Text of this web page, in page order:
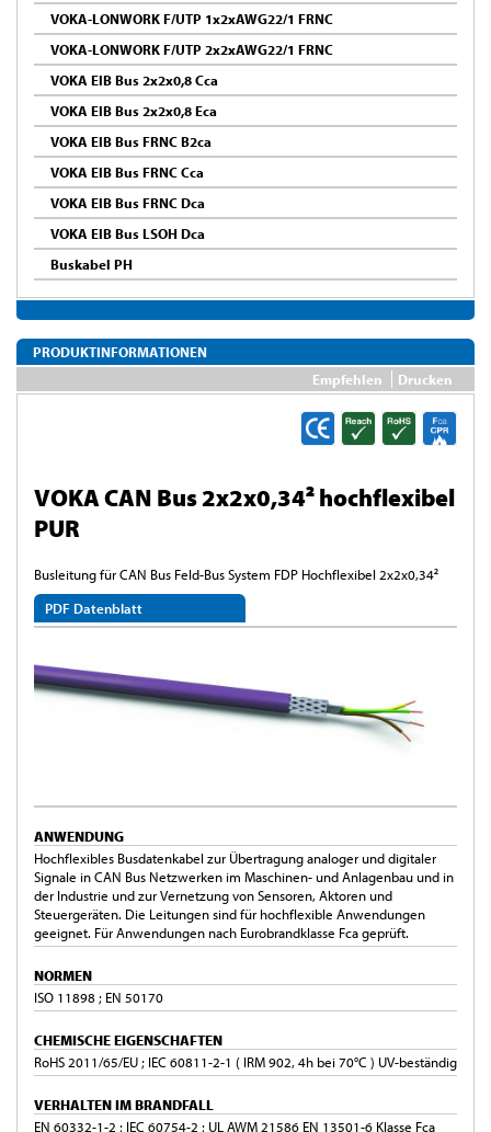
VOKA-LONWORK F/UTP 1x2xAWG22/1 FRNC
VOKA-LONWORK F/UTP 2x2xAWG22/1 FRNC
VOKA EIB Bus 2x2x0,8 Cca
VOKA EIB Bus 2x2x0,8 Eca
VOKA EIB Bus FRNC B2ca
VOKA EIB Bus FRNC Cca
VOKA EIB Bus FRNC Dca
VOKA EIB Bus LSOH Dca
Buskabel PH
PRODUKTINFORMATIONEN
Empfehlen
Drucken
VOKA CAN Bus 2x2x0,34² hochflexibel
PUR
Busleitung für CAN Bus Feld-Bus System FDP Hochflexibel 2x2x0,34²
PDF Datenblatt
ANWENDUNG
Hochflexibles Busdatenkabel zur Übertragung analoger und digitaler
Signale in CAN Bus Netzwerken im Maschinen- und Anlagenbau und in
der Industrie und zur Vernetzung von Sensoren, Aktoren und
Steuergeräten. Die Leitungen sind für hochflexible Anwendungen
geeignet. Für Anwendungen nach Eurobrandklasse Fca geprüft.
NORMEN
ISO 11898 ; EN 50170
CHEMISCHE EIGENSCHAFTEN
RoHS 2011/65/EU ; IEC 60811-2-1 ( IRM 902, 4h bei 70°C ) UV-beständig
VERHALTEN IM BRANDFALL
EN 60332-1-2 ; IEC 60754-2 ; UL AWM 21586 EN 13501-6 Klasse Fca